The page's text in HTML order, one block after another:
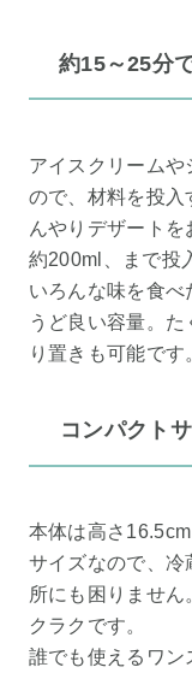
約15～25分
アイスクリーム
ので、材料を投入
んやりデザートを
約200ml、まで投
いろんな味を食べ
うど良い容量。
り置きも可能です
コンパクト
本体は高さ
サイズなので、冷
所にも困りませ
クラクです。
誰でも使えるワン